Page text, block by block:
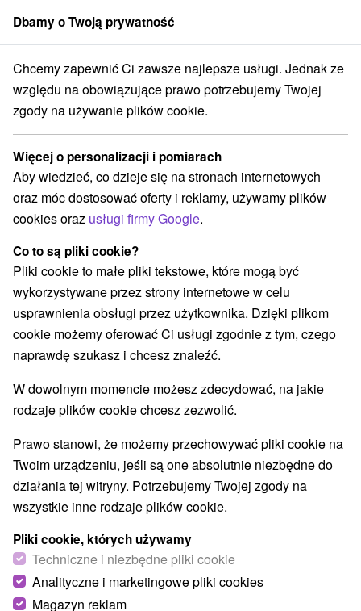
członek grupySorger
Atrakcje na Słowacji Jaskinie w Tatrach
Jaskinie w Tatrach
Kategorie
Wszystkie kategorie
Zamki(1)
Areny laserowe i paintball(3)
Wieże obserwacyjne i chodniki
Zamki, pałace, ruiny(3)
Loty widokowe i rejsy wycieczkowe (1) Sporty(11)
Jazda konna(3) Skanseny(6) Chaty górskie(19)
Ośrodki i miasteczka dziecięce(8)
Obiekty architektoniczne(2) Ośrodek narciarski
Parki miejskie i zamkowe
Pola golfowe (3) Amfiteatry i kina w przyrodzie(2)
Túry a turistické chodníky(53) Escaperoom
Atrakcje z adrenaliną(21) Atrakcje turystyczne (29)
Muzea i galerie(15)
Ogrody zoologiczne i fermy zwierząt (1)
Ogrody botaniczne(2)
Jeziora, jeziora, zbiorniki wodne
Atrakcje dla dzieci(52) Zabytki techniki
Wodospady(14) Kościoły drewniane(3)
Aquaparki, baseny(8)
Dbamy o Twoją prywatność
Chcemy zapewnić Ci zawsze najlepsze usługi. Jednak ze
względu na obowiązujące prawo potrzebujemy Twojej
zgody na używanie plików cookie.
Więcej o personalizacji i pomiarach
Aby wiedzieć, co dzieje się na stronach internetowych
oraz móc dostosować oferty i reklamy, używamy plików
cookies oraz usługi firmy Google.
Co to są pliki cookie?
Pliki cookie to małe pliki tekstowe, które mogą być
wykorzystywane przez strony internetowe w celu
usprawnienia obsługi przez użytkownika. Dzięki plikom
cookie możemy oferować Ci usługi zgodnie z tym, czego
naprawdę szukasz i chcesz znaleźć.
W dowolnym momencie możesz zdecydować, na jakie
rodzaje plików cookie chcesz zezwolić.
Prawo stanowi, że możemy przechowywać pliki cookie na
Twoim urządzeniu, jeśli są one absolutnie niezbędne do
działania tej witryny. Potrzebujemy Twojej zgody na
wszystkie inne rodzaje plików cookie.
Pliki cookie, których używamy
Techniczne i niezbędne pliki cookie
Analityczne i marketingowe pliki cookies
Magazyn reklam